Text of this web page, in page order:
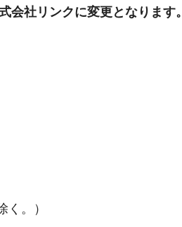
社リンクに変更となります。
。）